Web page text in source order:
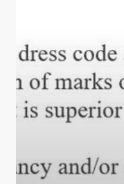
Media